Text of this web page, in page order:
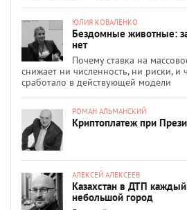
ЮЛИЯ КОВАЛЕНКО
Бездомные животные:
нет
Почему ставка на
снижает ни численность, ни риски, и
сработало в действующей модели
РОМАН АЛЬМАНСКИЙ
Криптоплатеж при
АЛЕКСЕЙ АЛЕКСЕЕВ
Казахстан в ДТП
небольшой город